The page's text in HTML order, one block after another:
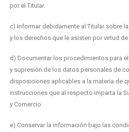
por el Titular.
c) Informar debidamente al Titular sobre
y los derechos que le asisten por virtud
d) Documentar los procedimientos para
y supresión de los datos personales de
disposiciones aplicables a la materia de
instrucciones que al respecto imparta la
y Comercio
e) Conservar la información bajo las